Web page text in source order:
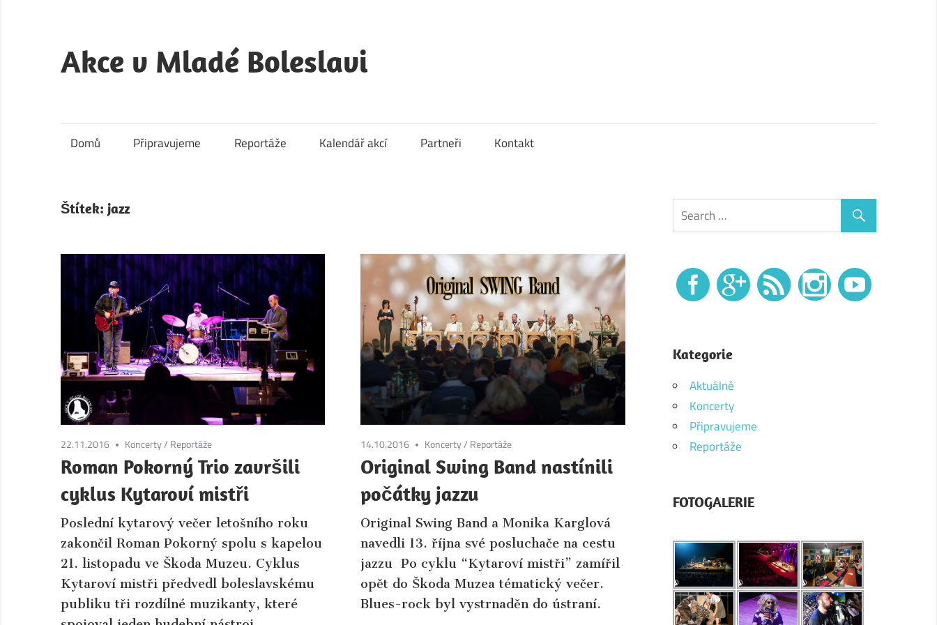
content
Akce v Mladé Boleslavi
a
portál
města
Mladá
Boleslav.
Aktuální
informace
ze
společnosti
a
kultury
města
Mladá
Boleslav
a
okolí.
Domů Připravujeme Reportáže Kalendář akcí Partneři Kontakt
Štítek: jazz
22.11.2016 Koncerty/ Reportáže
Roman Pokorný Trio završili
cyklus Kytaroví mistři
Poslední kytarový večer letošního roku
zakončil Roman Pokorný spolu s kapelou
21. listopadu ve Škoda Muzeu. Cyklus
Kytaroví mistři předvedl boleslavskému
publiku tři rozdílné muzikanty, které
14.10.2016 Koncerty/ Reportáže
Original Swing Band nastínili
počátky jazzu
Original Swing Band a Monika Karglová
navedli 13. října své posluchače na cestu
jazzu Po cyklu “Kytaroví mistři” zamířil
opět do Škoda Muzea tématický večer.
Blues-rock byl vystrnaděn do ústraní.
Kategorie
Aktuálně
Koncerty
Připravujeme
Reportáže
FOTOGALERIE